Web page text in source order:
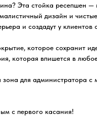
Эта стойка ресепшен —
дизайн и
и создадут у
которое сохранит
которая впишется в
для администратора с
с первого касания!